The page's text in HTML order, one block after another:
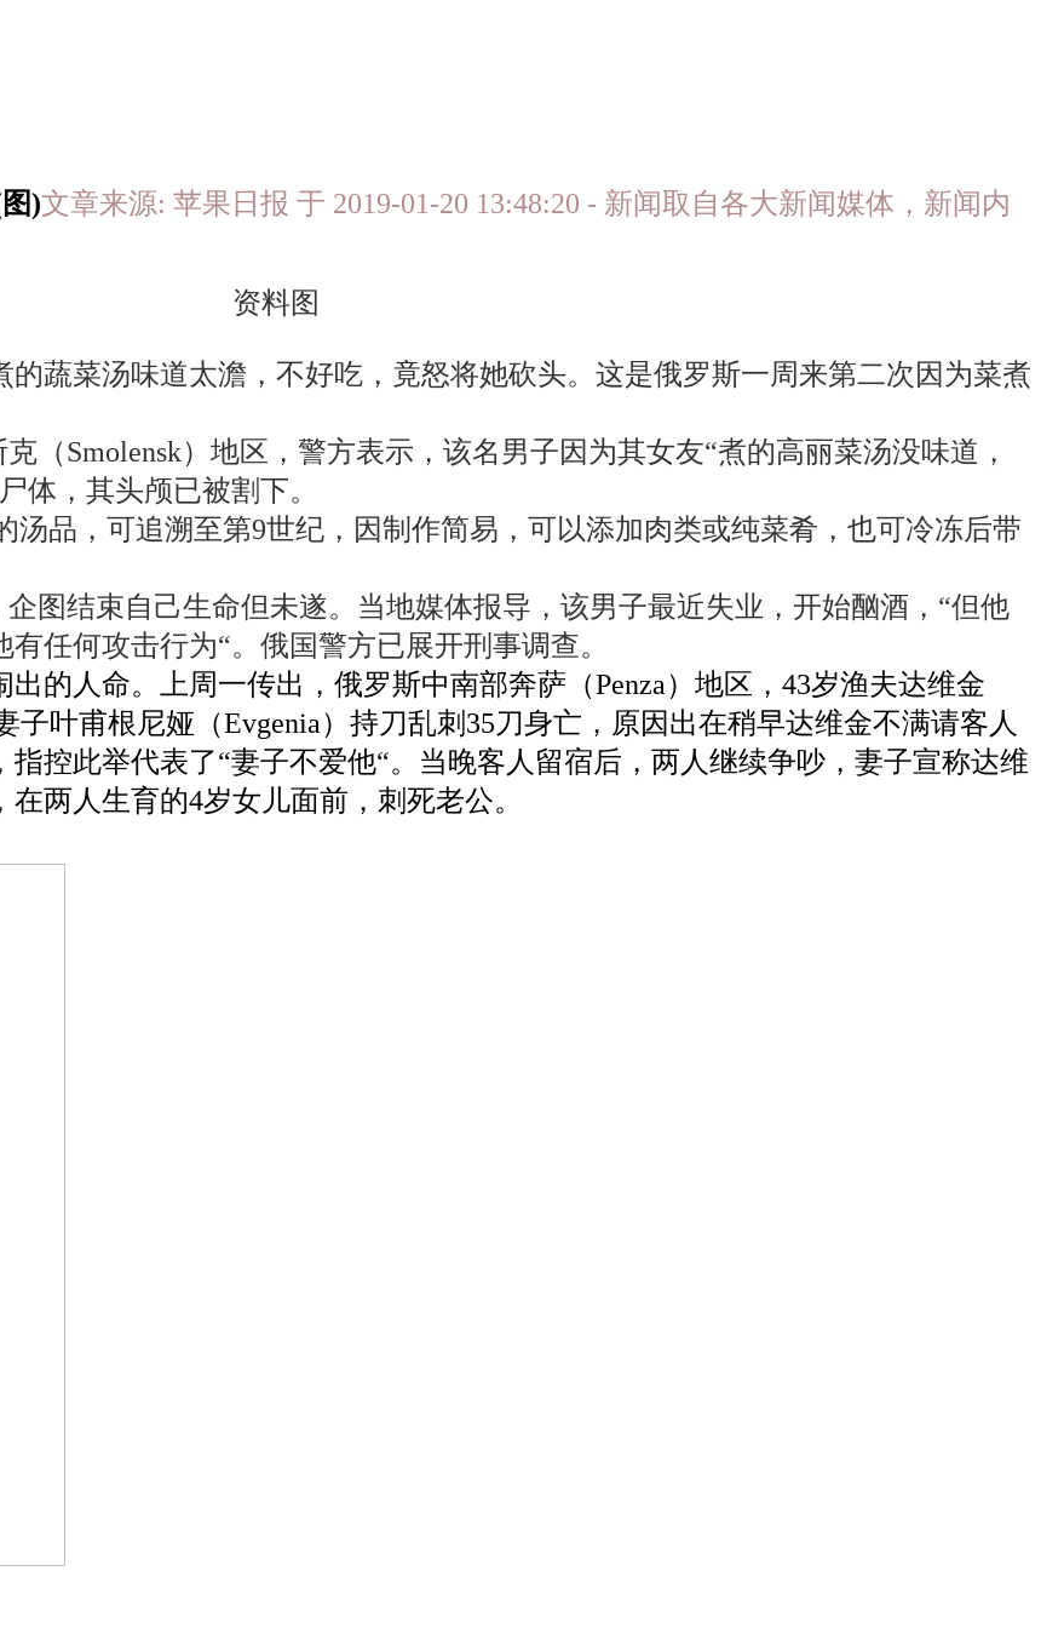
)文章来源: 苹果日报 于 2019-01-20 13:48:20 - 新闻取自各大新闻媒体，新闻内
资料图
蔬菜汤味道太澹，不好吃，竟怒将她砍头。这是俄罗斯一周来第二次因为菜煮
（Smolensk）地区，警方表示，该名男子因为其女友“煮的高丽菜汤没味道，
体，其头颅已被割下。
汤品，可追溯至第9世纪，因制作简易，可以添加肉类或纯菜肴，也可冷冻后带
图结束自己生命但未遂。当地媒体报导，该男子最近失业，开始酗酒，“但他
任何攻击行为“。俄国警方已展开刑事调查。
的人命。上周一传出，俄罗斯中南部奔萨（Penza）地区，43岁渔夫达维金
子叶甫根尼娅（Evgenia）持刀乱刺35刀身亡，原因出在稍早达维金不满请客人
控此举代表了“妻子不爱他“。当晚客人留宿后，两人继续争吵，妻子宣称达维
两人生育的4岁女儿面前，刺死老公。